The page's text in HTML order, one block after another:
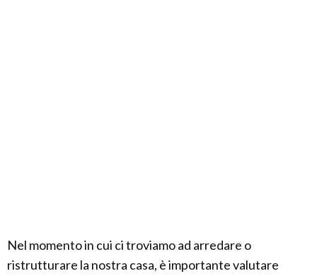
Nel momento in cui ci troviamo ad arredare o
ristrutturare la nostra casa, è importante valutare